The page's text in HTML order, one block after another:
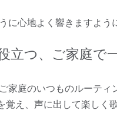
に心地よく響きますよう
立つ、ご家庭で
家庭のいつものルーティ
覚え、声に出して楽しく